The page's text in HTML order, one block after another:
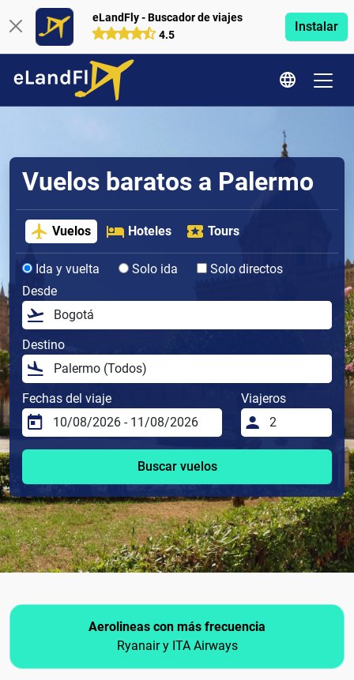
eLandFly - Buscador de viajes
4.5
Instalar
Vuelos baratos a Palermo
Vuelos Hoteles Tours
Ida y vuelta Solo ida
Solo directos
Desde
Destino
Fechas del viaje Viajeros
Buscar vuelos
Aerolineas con más frecuencia
Ryanair y ITA Airways